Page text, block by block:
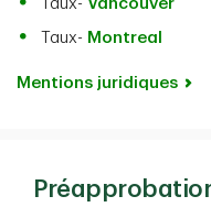
Taux- Vancouver
Taux- Montreal
Mentions juridiques